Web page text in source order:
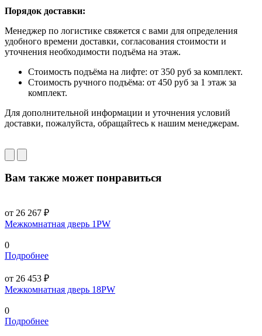
Порядок доставки:
Менеджер по логистике свяжется с вами для определения
удобного времени доставки, согласования стоимости и
уточнения необходимости подъёма на этаж.
Стоимость подъёма на лифте: от 350 руб за комплект.
Стоимость ручного подъёма: от 450 руб за 1 этаж за
комплект.
Для дополнительной информации и уточнения условий
доставки, пожалуйста, обращайтесь к нашим менеджерам.
Вам также может понравиться
от 26 267 ₽
Межкомнатная дверь 1PW
0
Подробнее
от 26 453 ₽
Межкомнатная дверь 18PW
0
Подробнее